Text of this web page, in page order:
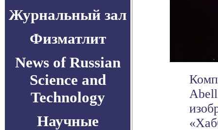
Журнальный зал
Физматлит
News of Russian
Science and
Technology
Научные
Abell